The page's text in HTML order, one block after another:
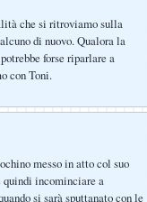
che si ritroviamo sulla
di nuovo. Qualora la
forse riparlare a
con Toni.
messo in atto col suo
quindi incominciare a
si sarà sputtanato con le